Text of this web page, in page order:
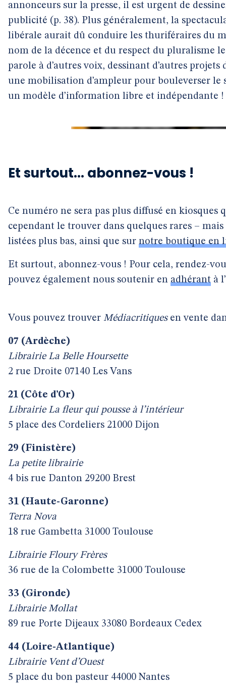
annonceurs sur la presse, il est urgent de
publicité (p. 38). Plus généralement, la
libérale aurait dû conduire les thuriféraires du
nom de la décence et du respect du pluralisme
parole à d’autres voix, dessinant d’autres projets
une mobilisation d’ampleur pour bouleverser
un modèle d’information libre et indépendante !
Et surtout... abonnez-vous !
Ce numéro ne sera pas plus diffusé en kiosques
cependant le trouver dans quelques rares –
listées plus bas, ainsi que sur notre boutique en
Et surtout, abonnez-vous ! Pour cela, rendez-
pouvez également nous soutenir en adhérant à
Vous pouvez trouver Médiacritiquesen vente
07 (Ardèche)
Librairie La Belle Hoursette
2 rue Droite 07140 Les Vans
21 (Côte d’Or)
Librairie La fleur qui pousse à l’intérieur
5 place des Cordeliers 21000 Dijon
29 (Finistère)
La petite librairie
4 bis rue Danton 29200 Brest
31 (Haute-Garonne)
Terra Nova
18 rue Gambetta 31000 Toulouse
Librairie Floury Frères
36 rue de la Colombette 31000 Toulouse
33 (Gironde)
Librairie Mollat
89 rue Porte Dijeaux 33080 Bordeaux Cedex
44 (Loire-Atlantique)
Librairie Vent d’Ouest
5 place du bon pasteur 44000 Nantes